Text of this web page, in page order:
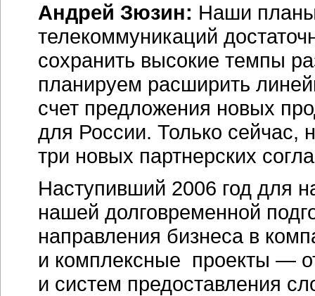
Андрей Зюзин: Наши
телекоммуникаций
сохранить высокие темпы
планируем расширить
счет предложения новых
для России. Только сейчас,
три новых партнерских
Наступивший 2006 год для
нашей долговременной
направления бизнеса в
и комплексные проекты —
и систем предоставления